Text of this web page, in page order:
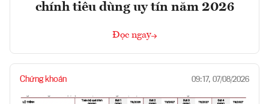
chính tiêu dùng uy tín năm 2026
Đọc ngay
Chứng khoán 09:17, 07/08/2026